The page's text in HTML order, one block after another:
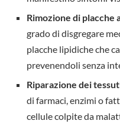
Rimozione di placche
grado di disgregare
placche lipidiche che
prevenendoli senza
Riparazione dei
di farmaci, enzimi o
cellule colpite da